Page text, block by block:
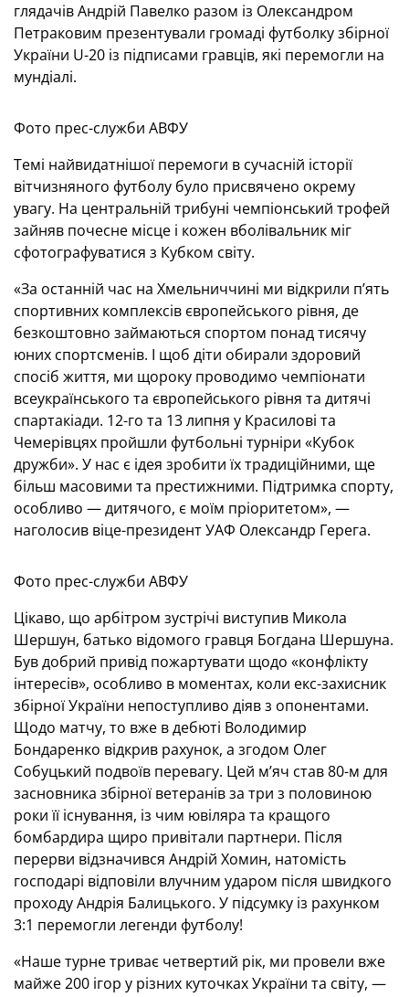
глядачів Андрій Павелко разом із Олександром
Петраковим презентували громаді футболку збірної
України U-20 із підписами гравців, які перемогли на
мундіалі.
Фото прес-служби АВФУ
Темі найвидатнішої перемоги в сучасній історії
вітчизняного футболу було присвячено окрему
увагу. На центральній трибуні чемпіонський трофей
зайняв почесне місце і кожен вболівальник міг
сфотографуватися з Кубком світу.
«За останній час на Хмельниччині ми відкрили п’ять
спортивних комплексів європейського рівня, де
безкоштовно займаються спортом понад тисячу
юних спортсменів. І щоб діти обирали здоровий
спосіб життя, ми щороку проводимо чемпіонати
всеукраїнського та європейського рівня та дитячі
спартакіади. 12-го та 13 липня у Красилові та
Чемерівцях пройшли футбольні турніри «Кубок
дружби». У нас є ідея зробити їх традиційними, ще
більш масовими та престижними. Підтримка спорту,
особливо — дитячого, є моїм пріоритетом», —
наголосив віце-президент УАФ Олександр Герега.
Фото прес-служби АВФУ
Цікаво, що арбітром зустрічі виступив Микола
Шершун, батько відомого гравця Богдана Шершуна.
Був добрий привід пожартувати щодо «конфлікту
інтересів», особливо в моментах, коли екс-захисник
збірної України непоступливо діяв з опонентами.
Щодо матчу, то вже в дебюті Володимир
Бондаренко відкрив рахунок, а згодом Олег
Собуцький подвоїв перевагу. Цей м’яч став 80-м для
засновника збірної ветеранів за три з половиною
роки її існування, із чим ювіляра та кращого
бомбардира щиро привітали партнери. Після
перерви відзначився Андрій Хомин, натомість
господарі відповіли влучним ударом після швидкого
проходу Андрія Балицького. У підсумку із рахунком
3:1 перемогли легенди футболу!
«Наше турне триває четвертий рік, ми провели вже
майже 200 ігор у різних куточках України та світу, —